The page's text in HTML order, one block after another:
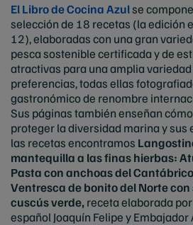
El Libro de Cocina Azulse
selección de 18 recetas (la edición
12), elaboradas con una gran
pesca sostenible certificada y de
atractivas para una amplia
preferencias, todas ellas
gastronómico de renombre
Sus páginas también enseñan
proteger la diversidad marina y sus
las recetas encontramos
mantequilla a las finas hierbas:
Pasta con anchoas del
Ventresca de bonito del Norte
cuscús verde,receta elaborada
español Joaquín Felipe y Embajador